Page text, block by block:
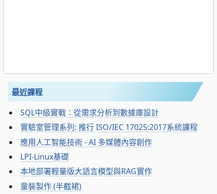
最近課程
SQL中級實戰：從需求分析到數據庫設計
實驗室管理系列: 推行 ISO/IEC 17025:2017系統課程
應用人工智能技術 - AI 多媒體內容創作
LPI-Linux基礎
本地部署輕量版大語言模型與RAG實作
童裝製作 (半截裙)